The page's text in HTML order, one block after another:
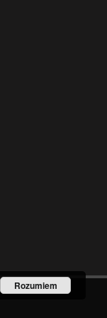
Rozumiem